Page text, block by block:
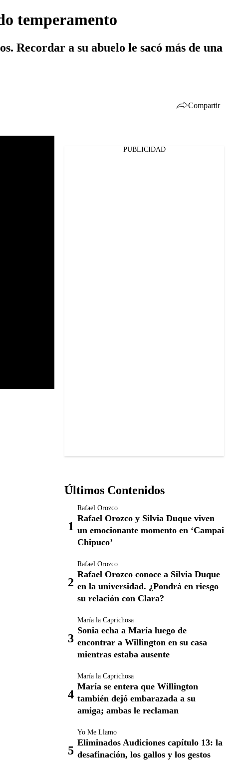
temperamento
Recordar a su abuelo le sacó más de una
Compartir
PUBLICIDAD
Últimos Contenidos
Rafael Orozco
Rafael Orozco y Silvia Duque viven
un emocionante momento en ‘Campai
Chipuco’
Rafael Orozco
Rafael Orozco conoce a Silvia Duque
en la universidad. ¿Pondrá en riesgo
su relación con Clara?
María la Caprichosa
Sonia echa a María luego de
encontrar a Willington en su casa
mientras estaba ausente
María la Caprichosa
María se entera que Willington
también dejó embarazada a su
amiga; ambas le reclaman
Yo Me Llamo
Eliminados Audiciones capítulo 13: la
desafinación, los gallos y los gestos